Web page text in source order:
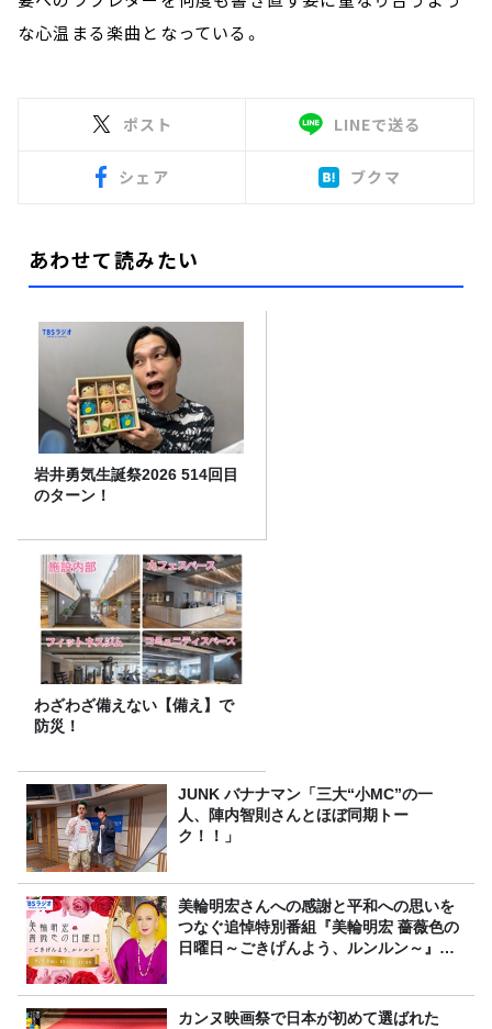
な心温まる楽曲となっている。
ポスト LINEで送る
シェア ブクマ
あわせて読みたい
岩井勇気生誕祭2026 514回目
のターン！
わざわざ備えない【備え】で
防災！
JUNK バナナマン「三大“小MC”の一
人、陣内智則さんとほぼ同期トー
ク！！」
美輪明宏さんへの感謝と平和への思いを
つなぐ追悼特別番組『美輪明宏 薔薇色の
日曜日～ごきげんよう、ルンルン～』
カンヌ映画祭で日本が初めて選ばれた